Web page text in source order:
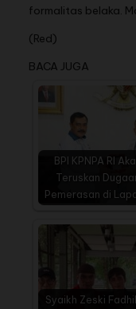
formalitas belaka.
(Red)
BACA JUGA
BPI KPNPA RI
Teruskan
Pemerasan di
Syaikh Zeski